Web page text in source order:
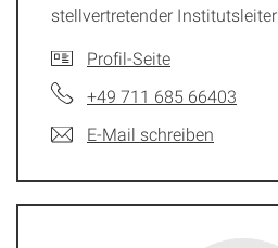
stellvertretender Institutsleiter
Profil-Seite
+49 711 685 66403
E-Mail schreiben